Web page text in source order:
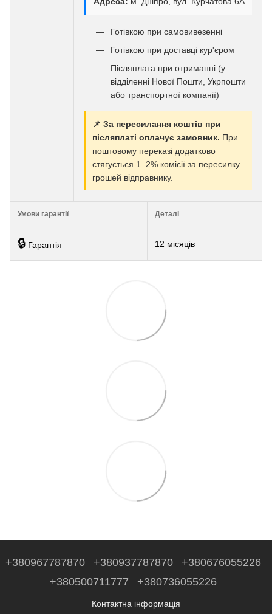
Готівкою при самовивезенні
Готівкою при доставці кур'єром
Післяплата при отриманні (у
відділенні Нової Пошти, Укрпошти
або транспортної компанії)
📌 За пересилання коштів при
післяплаті оплачує замовник. При
поштовому переказі додатково
стягується 1–2% комісії за пересилку
грошей відправнику.
Умови гарантії Деталі
🔒 Гарантія 12 місяців
+380967787870 +380937787870
+380676055226
+380500711777
+380736055226
Контактна інформація